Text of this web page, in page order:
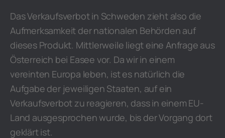
Das Verkaufsverbot in Schweden zieht also die
Aufmerksamkeit der nationalen Behörden auf
dieses Produkt. Mittlerweile liegt eine Anfrage aus
Österreich bei Easee vor. Da wir in einem
vereinten Europa leben, ist es natürlich die
Aufgabe der jeweiligen Staaten, auf ein
Verkaufsverbot zu reagieren, dass in einem EU-
Land ausgesprochen wurde, bis der Vorgang dort
geklärt ist.